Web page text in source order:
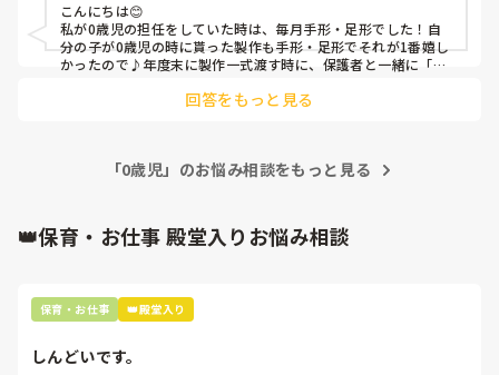
こんにちは😊
私が0歳児の担任をしていた時は、毎月手形・足形でした！自
分の子が0歳児の時に貰った製作も手形・足形でそれが1番嬉し
かったので♪年度末に製作一式渡す時に、保護者と一緒に「こ
嬉しそうな顔が忘れられません^_^
知れませんが…
回答をもっと見る
「0歳児」のお悩み相談をもっと見る
👑保育・お仕事 殿堂入りお悩み相談
保育・お仕事 👑殿堂入り
しんどいです。